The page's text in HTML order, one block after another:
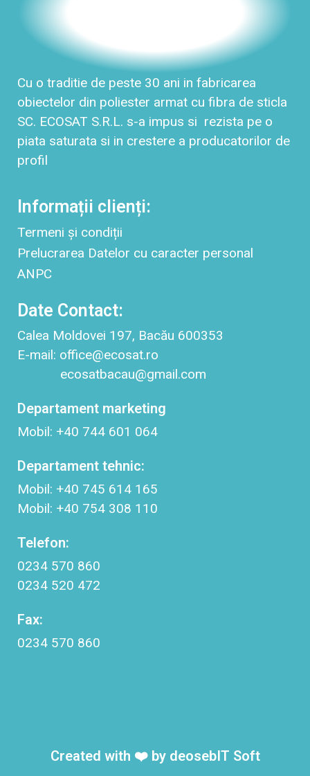
Cu o traditie de peste 30 ani in fabricarea
obiectelor din poliester armat cu fibra de sticla
SC. ECOSAT S.R.L. s-a impus si rezista pe o
piata saturata si in crestere a producatorilor de
profil
Informații clienți:
Termeni și condiții
Prelucrarea Datelor cu caracter personal
ANPC
Date Contact:
Calea Moldovei 197, Bacău 600353
E-mail: office@ecosat.ro
ecosatbacau@gmail.com
Departament marketing
Mobil: +40 744 601 064
Departament tehnic:
Mobil: +40 745 614 165
Mobil: +40 754 308 110
Telefon:
0234 570 860
0234 520 472
Fax:
0234 570 860
Created with ❤️ by deosebIT Soft